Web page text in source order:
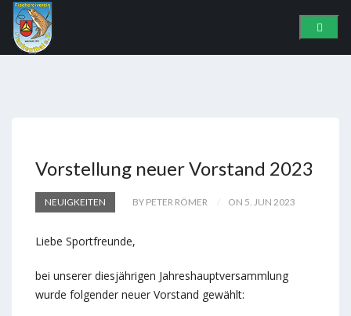
Vorstellung neuer Vorstand 2023
NEUIGKEITEN BY PETER RÖMER ON 5. JUN 2023
Liebe Sportfreunde,
bei unserer diesjährigen Jahreshauptversammlung
wurde folgender neuer Vorstand gewählt: